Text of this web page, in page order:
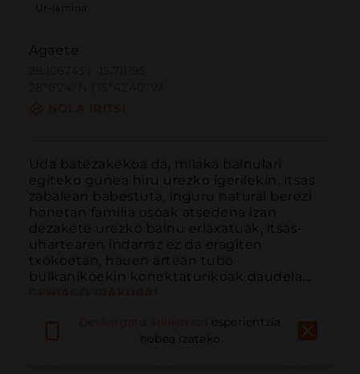
Ur-lamina
Agaete
Uda batezakekoa da, milaka bainulari
egiteko gunea hiru urezko igerilekin. Itsas
zabalean babestuta, inguru natural berezi
honetan familia osoak atsedena izan
dezakete urezko bainu erlaxatuak, itsas-
uhartearen indarraz ez da eragiten
txokoetan, hauen artean tubo
bulkanikoekin konektaturikoak daudela...
esperientzia
hobea izateko